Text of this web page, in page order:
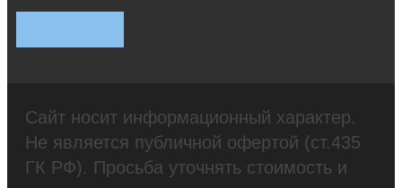
Сайт носит информационный характер.
Не является публичной офертой (ст.435
ГК РФ). Просьба уточнять стоимость и